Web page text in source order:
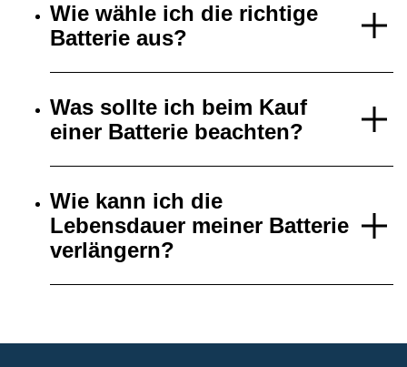
Wie wähle ich die richtige
Batterie aus?
Was sollte ich beim Kauf
einer Batterie beachten?
Wie kann ich die
Lebensdauer meiner Batterie
verlängern?